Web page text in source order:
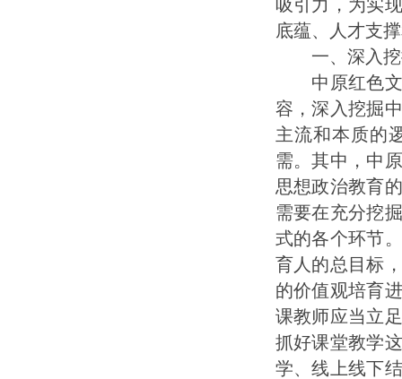
吸引力，为实
底蕴、人才支
一、深入挖
中原红色文
容，深入挖掘
主流和本质的
需。其中，中
思想政治教育
需要在充分挖
式的各个环节
育人的总目标
的价值观培育
课教师应当立
抓好课堂教学
学、线上线下